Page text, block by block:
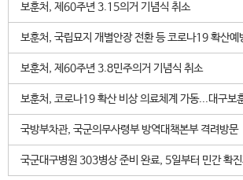
보훈처, 제60주년 3.15의거 기념식 취소
보훈처, 국립묘지 개별안장 전환 등 코로나19 확산예
보훈처, 제60주년 3.8민주의거 기념식 취소
보훈처, 코로나19 확산 비상 의료체계 가동...대구보
국방부차관, 국군의무사령부 방역대책본부 격려방문
국군대구병원 303병상 준비 완료, 5일부터 민간 확